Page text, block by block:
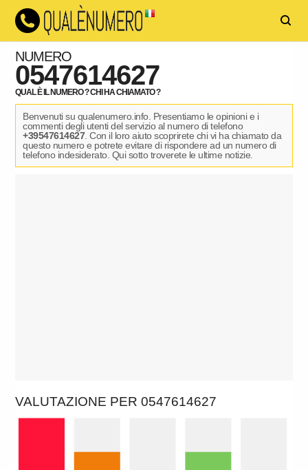
NUMERO
0547614627
QUAL È IL NUMERO ? CHI HA CHIAMATO ?
Benvenuti su qualenumero.info. Presentiamo le opinioni e i
commenti degli utenti del servizio al numero di telefono
+39547614627. Con il loro aiuto scoprirete chi vi ha chiamato da
questo numero e potrete evitare di rispondere ad un numero di
telefono indesiderato. Qui sotto troverete le ultime notizie.
VALUTAZIONE PER 0547614627